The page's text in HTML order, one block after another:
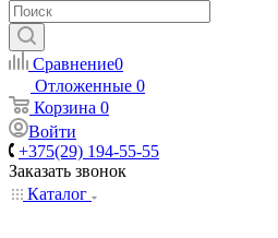
Сравнение0
Отложенные 0
Корзина 0
Войти
+375(29) 194-55-55
Заказать звонок
Каталог